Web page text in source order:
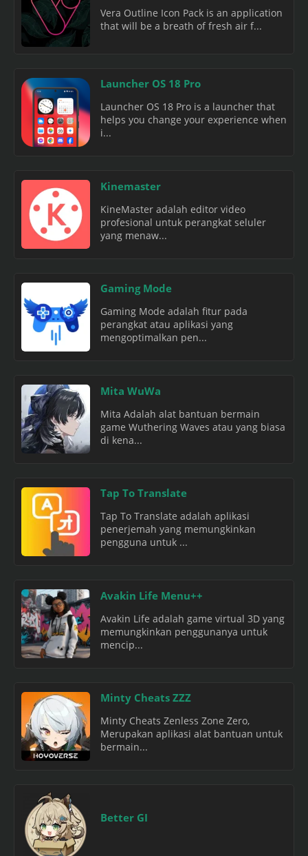
Vera Outline Icon Pack is an application
that will be a breath of fresh air f...
Launcher OS 18 Pro
Launcher OS 18 Pro is a launcher that
helps you change your experience when
i...
Kinemaster
KineMaster adalah editor video
profesional untuk perangkat seluler
yang menaw...
Gaming Mode
Gaming Mode adalah fitur pada
perangkat atau aplikasi yang
mengoptimalkan pen...
Mita WuWa
Mita Adalah alat bantuan bermain
game Wuthering Waves atau yang biasa
di kena...
Tap To Translate
Tap To Translate adalah aplikasi
penerjemah yang memungkinkan
pengguna untuk ...
Avakin Life Menu++
Avakin Life adalah game virtual 3D yang
memungkinkan penggunanya untuk
mencip...
Minty Cheats ZZZ
Minty Cheats Zenless Zone Zero,
Merupakan aplikasi alat bantuan untuk
bermain...
Better GI